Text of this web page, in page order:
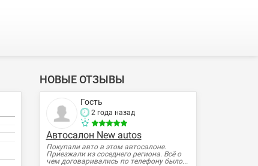
НОВЫЕ ОТЗЫВЫ
Гость
2 года назад
Автосалон New autos
Покупали авто в этом автосалоне.
Приезжали из соседнего региона. Всё о
чем договаривались по телефону было...